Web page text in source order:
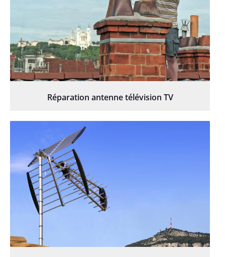
Réparation antenne télévision TV